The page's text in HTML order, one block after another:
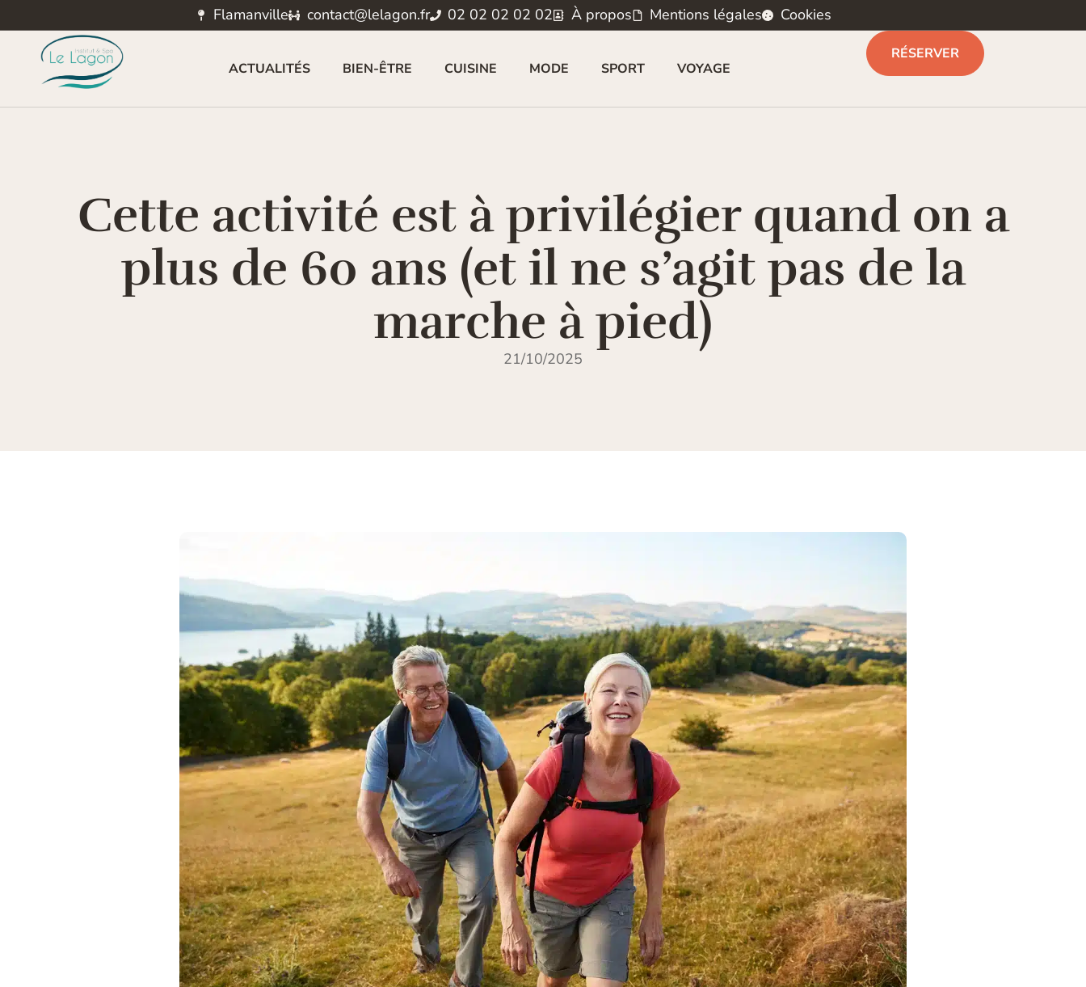
Flamanville contact@lelagon.fr 02 02 02 02 02 À propos Mentions légales Cookies
ACTUALITÉS BIEN-ÊTRE CUISINE MODE SPORT VOYAGE
RÉSERVER
Cette activité est à privilégier quand on a
plus de 60 ans (et il ne s’agit pas de la
marche à pied)
21/10/2025